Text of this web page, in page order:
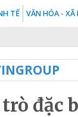
TẾ VĂN HÓA - XÃ
trò đặc